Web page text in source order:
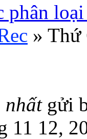
phân
» Thứ
nhất gửi
11 12,